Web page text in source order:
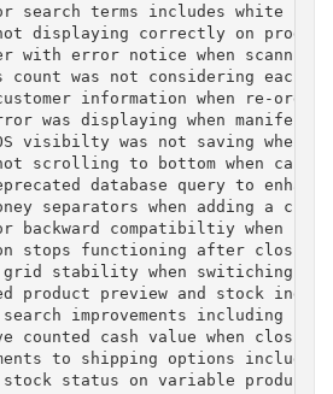
search terms includes white
displaying correctly on product
with error notice when
was not considering each
information when re-
was displaying when
visibilty was not saving when
scrolling to bottom when cart
database query to
separators when adding a
backward compatibiltiy when
stops functioning after closing
grid stability when switiching
product preview and stock
search improvements including
counted cash value when
to shipping options
stock status on variable